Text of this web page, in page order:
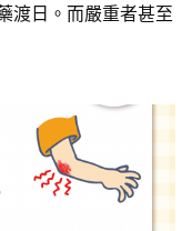
渡日。而嚴重者甚至